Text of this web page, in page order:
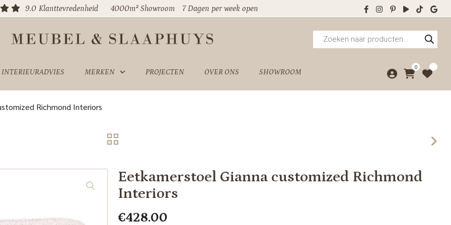
9.0 Klanttevredenheid 4000m² Showroom 7 Dagen per week open
Producten
zoeken
INTERIEURADVIES MERKEN PROJECTEN OVER ONS SHOWROOM
0
Richmond Interiors
Eetkamerstoel Gianna customized Richmond
Interiors
€428.00